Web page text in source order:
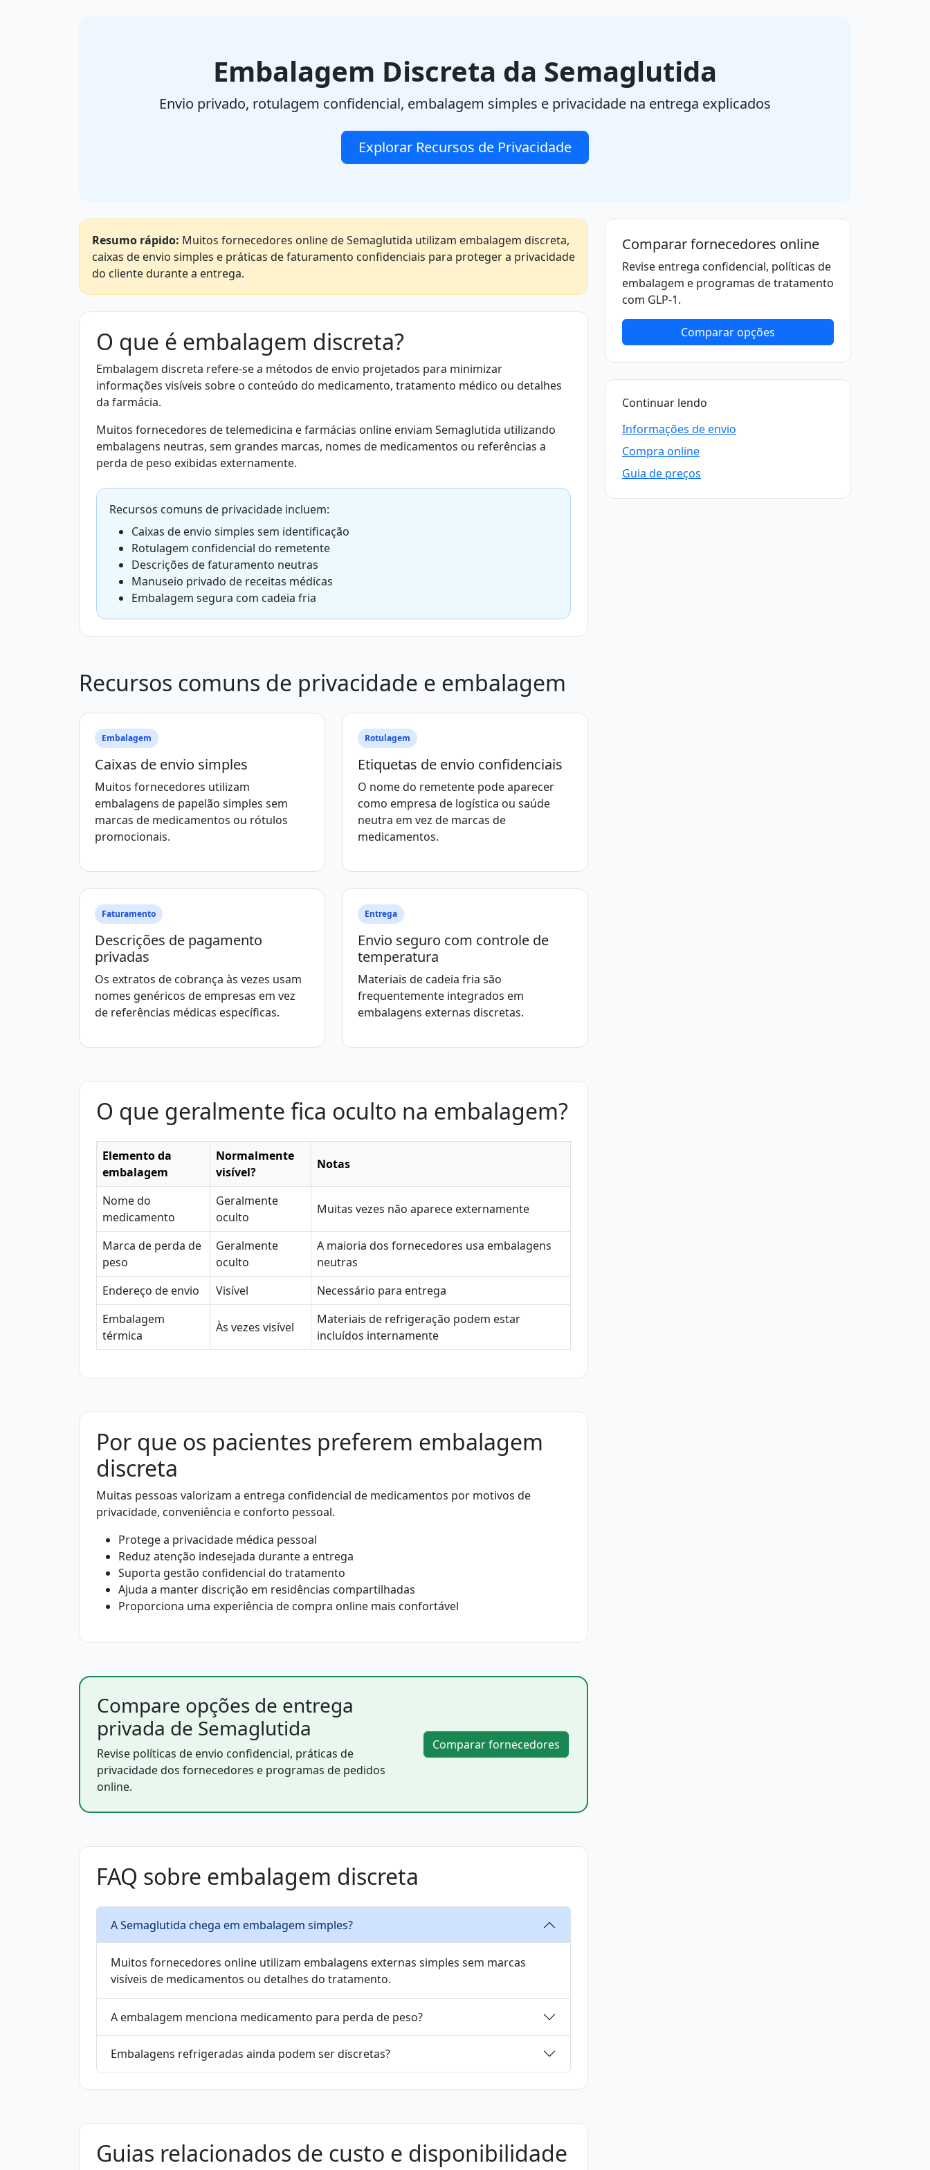
Embalagem Discreta da Semaglutida
Envio privado, rotulagem confidencial, embalagem simples e privacidade na entrega explicados
Explorar Recursos de Privacidade
Resumo rápido: Muitos fornecedores online de Semaglutida utilizam embalagem discreta,
caixas de envio simples e práticas de faturamento confidenciais para proteger a privacidade
do cliente durante a entrega.
O que é embalagem discreta?
Embalagem discreta refere-se a métodos de envio projetados para minimizar
informações visíveis sobre o conteúdo do medicamento, tratamento médico ou detalhes
da farmácia.
Muitos fornecedores de telemedicina e farmácias online enviam Semaglutida utilizando
embalagens neutras, sem grandes marcas, nomes de medicamentos ou referências a
perda de peso exibidas externamente.
Recursos comuns de privacidade incluem:
Caixas de envio simples sem identificação
Rotulagem confidencial do remetente
Descrições de faturamento neutras
Manuseio privado de receitas médicas
Embalagem segura com cadeia fria
Recursos comuns de privacidade e embalagem
Embalagem
Caixas de envio simples
Muitos fornecedores utilizam
embalagens de papelão simples sem
marcas de medicamentos ou rótulos
promocionais.
Rotulagem
Etiquetas de envio confidenciais
O nome do remetente pode aparecer
como empresa de logística ou saúde
neutra em vez de marcas de
medicamentos.
Faturamento
Descrições de pagamento
privadas
Os extratos de cobrança às vezes usam
nomes genéricos de empresas em vez
de referências médicas específicas.
Entrega
Envio seguro com controle de
temperatura
Materiais de cadeia fria são
frequentemente integrados em
embalagens externas discretas.
O que geralmente fica oculto na embalagem?
Elemento da
embalagem
Normalmente
visível?
Notas
Nome do
medicamento
Geralmente
oculto
Muitas vezes não aparece externamente
Marca de perda de
peso
Geralmente
oculto
A maioria dos fornecedores usa embalagens
neutras
Endereço de envio
Visível
Necessário para entrega
Embalagem
térmica
Às vezes visível
Materiais de refrigeração podem estar
incluídos internamente
Por que os pacientes preferem embalagem
discreta
Muitas pessoas valorizam a entrega confidencial de medicamentos por motivos de
privacidade, conveniência e conforto pessoal.
Protege a privacidade médica pessoal
Reduz atenção indesejada durante a entrega
Suporta gestão confidencial do tratamento
Ajuda a manter discrição em residências compartilhadas
Proporciona uma experiência de compra online mais confortável
Compare opções de entrega
privada de Semaglutida
Revise políticas de envio confidencial, práticas de
privacidade dos fornecedores e programas de pedidos
online.
Comparar fornecedores
FAQ sobre embalagem discreta
A Semaglutida chega em embalagem simples?
Muitos fornecedores online utilizam embalagens externas simples sem marcas
visíveis de medicamentos ou detalhes do tratamento.
A embalagem menciona medicamento para perda de peso?
Embalagens refrigeradas ainda podem ser discretas?
Guias relacionados de custo e disponibilidade
Comparar fornecedores online
Revise entrega confidencial, políticas de
embalagem e programas de tratamento
com GLP-1.
Comparar opções
Continuar lendo
Informações de envio
Compra online
Guia de preços